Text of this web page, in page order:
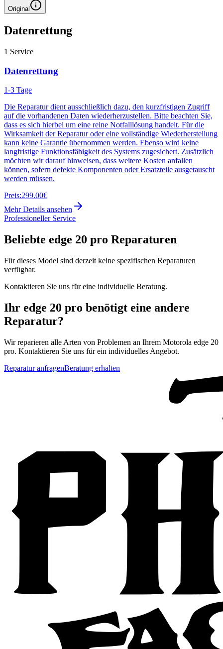
Original
Datenrettung
1 Service
Datenrettung
1-3 Tage
Die Reparatur dient ausschließlich dazu, den kurzfristigen Zugriff
auf die vorhandenen Daten wiederherzustellen. Bitte beachten Sie,
dass es sich hierbei um eine reine Notfalllösung handelt. Für die
Wirksamkeit der Reparatur oder eine vollständige Wiederherstellung
kann keine Garantie übernommen werden. Ebenso wird keine
langfristige Funktionsfähigkeit des Systems zugesichert. Zusätzlich
möchten wir darauf hinweisen, dass weitere Kosten anfallen
können, sofern defekte Komponenten oder Ersatzteile ausgetauscht
werden müssen.
Preis:299.00€
Mehr Details ansehen
Professioneller Service
Beliebte edge 20 pro Reparaturen
Für dieses Model sind derzeit keine spezifischen Reparaturen
verfügbar.
Kontaktieren Sie uns für eine individuelle Beratung.
Ihr edge 20 pro benötigt eine andere
Reparatur?
Wir reparieren alle Arten von Problemen an Ihrem Motorola edge 20
pro. Kontaktieren Sie uns für ein individuelles Angebot.
Reparatur anfragenBeratung erhalten